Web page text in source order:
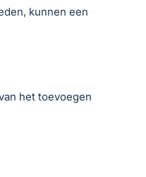
kunnen een
het toevoegen